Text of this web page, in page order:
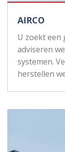
AIRCO
U zoekt een
adviseren
systemen.
herstellen